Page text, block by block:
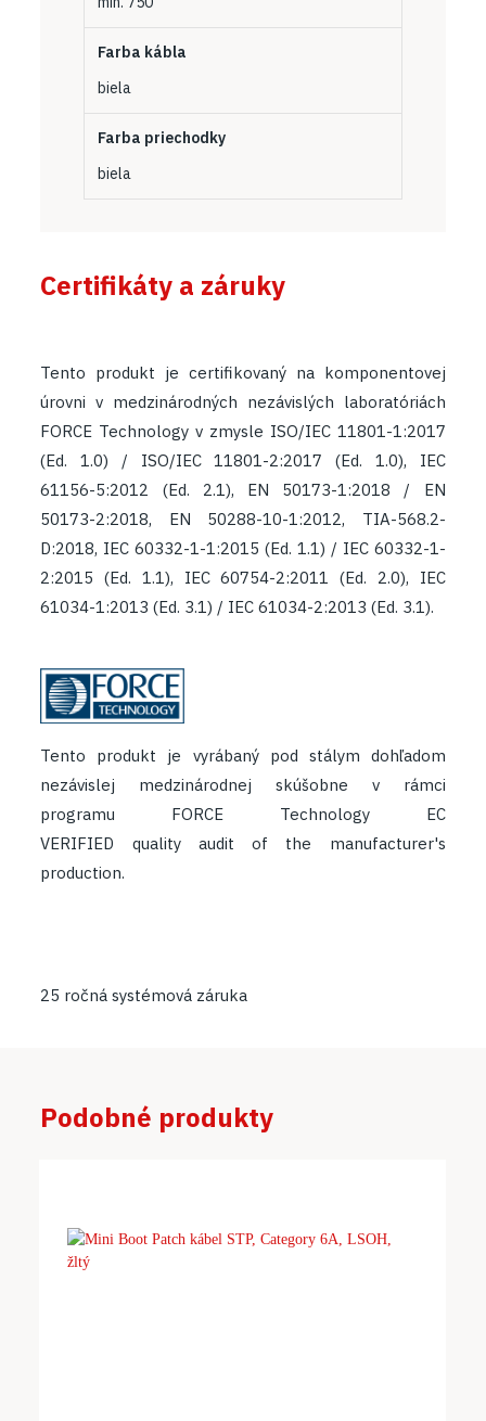
Farba kábla
biela
Farba priechodky
biela
Certifikáty a záruky
Tento produkt je certifikovaný na komponentovej
úrovni v medzinárodných nezávislých laboratóriách
FORCE Technology v zmysle ISO/IEC 11801-1:2017
(Ed. 1.0) / ISO/IEC 11801-2:2017 (Ed. 1.0), IEC
61156-5:2012 (Ed. 2.1), EN 50173-1:2018 / EN
50173-2:2018, EN 50288-10-1:2012, TIA-568.2-
D:2018, IEC 60332-1-1:2015 (Ed. 1.1) / IEC 60332-1-
2:2015 (Ed. 1.1), IEC 60754-2:2011 (Ed. 2.0), IEC
61034-1:2013 (Ed. 3.1) / IEC 61034-2:2013 (Ed. 3.1).
Tento produkt je vyrábaný pod stálym dohľadom
nezávislej medzinárodnej skúšobne v rámci
programu FORCE Technology EC
VERIFIED quality audit of the manufacturer's
production.​
25 ročná systémová záruka
Podobné produkty